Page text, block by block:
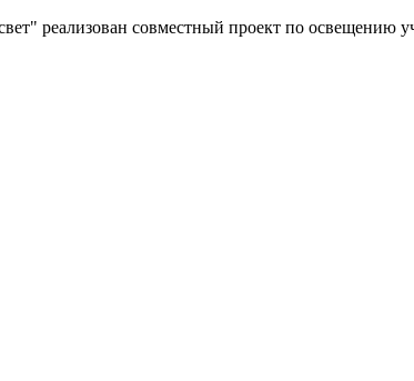
реализован совместный проект по освещению